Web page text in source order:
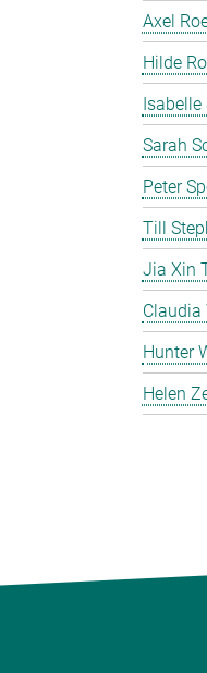
Axel
Hilde
Isabelle
Sarah
Peter
Till
Jia Xin
Claudia
Hunter
Helen